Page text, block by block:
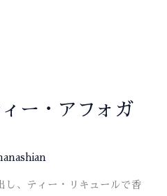
ー・アフォガ
し、ティー・リキュールで香